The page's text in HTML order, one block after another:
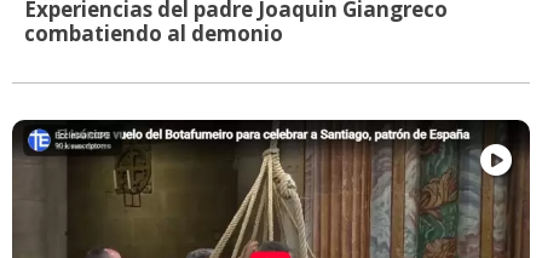
Experiencias del padre Joaquin Giangreco
combatiendo al demonio